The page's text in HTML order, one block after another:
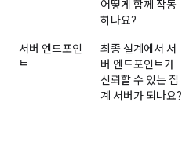
어떻게 함께 작동
하나요?
서버 엔드포인
트
최종 설계에서 서
버 엔드포인트가
신뢰할 수 있는 집
계 서버가 되나요?